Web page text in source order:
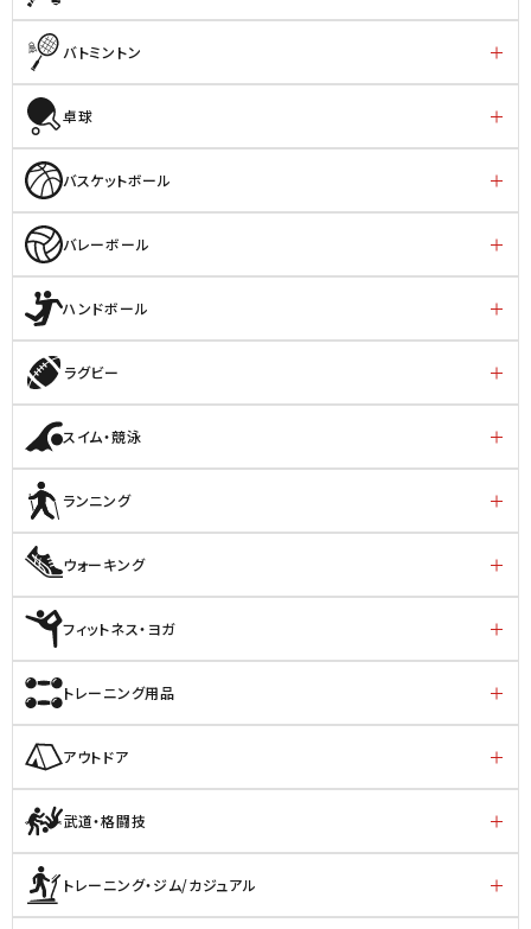
バトミントン
卓球
バスケットボール
バレーボール
ハンドボール
ラグビー
スイム・競泳
ランニング
ウォーキング
フィットネス・ヨガ
トレーニング用品
アウトドア
武道・格闘技
トレーニング・ジム/カジュアル